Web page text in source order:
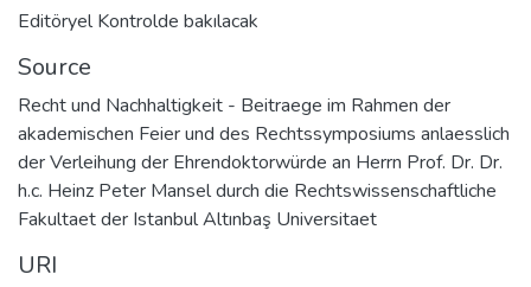
Editöryel Kontrolde bakılacak
Source
Recht und Nachhaltigkeit - Beitraege im Rahmen der
akademischen Feier und des Rechtssymposiums anlaesslich
der Verleihung der Ehrendoktorwürde an Herrn Prof. Dr. Dr.
h.c. Heinz Peter Mansel durch die Rechtswissenschaftliche
Fakultaet der Istanbul Altınbaş Universitaet
URI